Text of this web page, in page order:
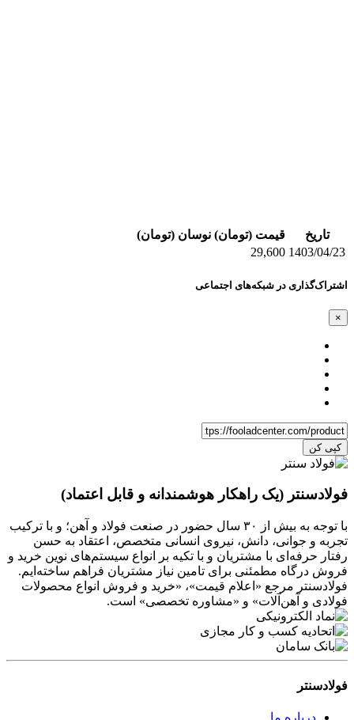
تاریخ قیمت (تومان) نوسان (تومان)
1403/04/23
29,600
اشتراک‌گذاری در شبکه‌های اجتماعی
×
کپی کن
فولادسنتر (یک راهکار هوشمندانه و قابل اعتماد)
با توجه به بیش از ۳۰ سال حضور در صنعت فولاد و آهن؛ و با ترکیب
تجربه و جوانی، دانش، نیروی انسانی متخصص، اعتقاد به حسن
رفتار حرفه‌ای با مشتریان و با تکیه بر انواع سیستم‌های نوین خرید و
فروش درگاه مطمئنی برای تامین نیاز مشتریان فراهم ساخته‌ایم.
فولادسنتر مرجع «اعلام قیمت»، «خرید و فروش انواع محصولات
فولادی و آهن‌آلات» و «مشاوره تخصصی» است.
فولادسنتر